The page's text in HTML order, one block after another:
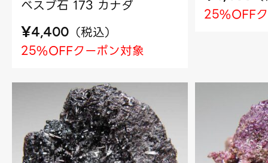
ベスブ石 173 カナダ
¥4,400 （税込）
25%OFFクーポン対象
25%OFF